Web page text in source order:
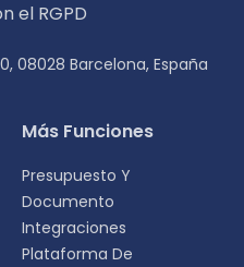
el RGPD
08028 Barcelona, España
Más Funciones
Presupuesto Y
Documento
Integraciones
Plataforma De